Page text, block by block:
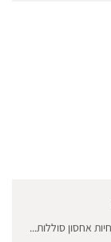
אחסון סוללות...